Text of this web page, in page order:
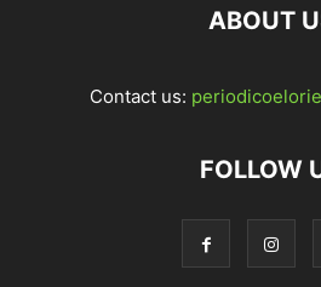
ABOUT
Contact us:
FOLLOW